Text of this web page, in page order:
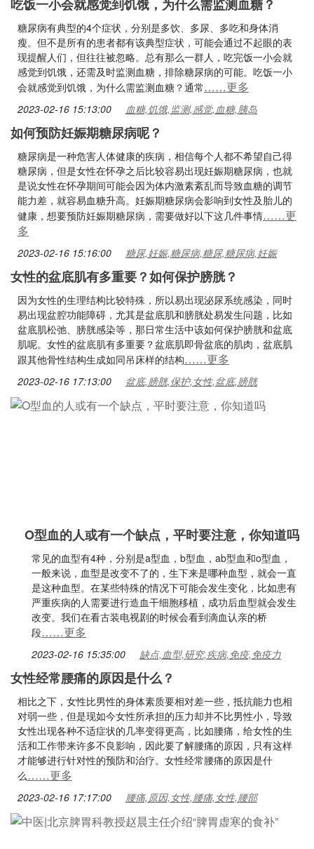
吃饭一小会就感觉到饥饿，为什么需监测血糖？
糖尿病有典型的4个症状，分别是多饮、多尿、多吃和身体消
瘦。但不是所有的患者都有该典型症状，可能会通过不起眼的表
现提醒人们，但往往被忽略。总有那么一群人，吃完饭一小会就
感觉到饥饿，还需及时监测血糖，排除糖尿病的可能。吃饭一小
会就感觉到饥饿，为什么需监测血糖？通常……更多
2023-02-16 15:13:00 血糖,饥饿,监测,感觉,血糖,胰岛
如何预防妊娠期糖尿病呢？
糖尿病是一种危害人体健康的疾病，相信每个人都不希望自己得
糖尿病，但是女性在怀孕之后比较容易出现妊娠期糖尿病，也就
是说女性在怀孕期间可能会因为体内激素紊乱而导致血糖的调节
能力差，就容易血糖升高。妊娠期糖尿病会影响到女性及胎儿的
健康，想要预防妊娠期糖尿病，需要做好以下这几件事情……更
多
2023-02-16 15:16:00 糖尿,妊娠,糖尿病,糖尿,糖尿病,妊娠
女性的盆底肌有多重要？如何保护膀胱？
因为女性的生理结构比较特殊，所以易出现泌尿系统感染，同时
易出现盆腔功能障碍，尤其是盆底肌和膀胱处易发生问题，比如
盆底肌松弛、膀胱感染等，那日常生活中该如何保护膀胱和盆底
肌呢。女性的盆底肌有多重要？盆底肌即骨盆底的肌肉，盆底肌
跟其他骨性结构生成如同吊床样的结构……更多
2023-02-16 17:13:00 盆底,膀胱,保护,女性,盆底,膀胱
O型血的人或有一个缺点，平时要注意，你知道吗
常见的血型有4种，分别是a型血，b型血，ab型血和o型血，
一般来说，血型是改变不了的，生下来是哪种血型，就会一直
是这种血型。在某些特殊的情况下可能会发生变化，比如患有
严重疾病的人需要进行造血干细胞移植，成功后血型就会发生
改变。我们在看古装电视剧的时候会看到滴血认亲的桥
段……更多
2023-02-16 15:35:00 缺点,血型,研究,疾病,免疫,免疫力
女性经常腰痛的原因是什么？
相比之下，女性比男性的身体素质要相对差一些，抵抗能力也相
对弱一些，但是现如今女性所承担的压力却并不比男性小，导致
女性出现各种不适症状的几率变得更高，比如腰痛，给女性的生
活和工作带来许多不良影响，因此要了解腰痛的原因，只有这样
才能够进行针对性的预防和治疗。女性经常腰痛的原因是什
么……更多
2023-02-16 17:17:00 腰痛,原因,女性,腰痛,女性,腰部